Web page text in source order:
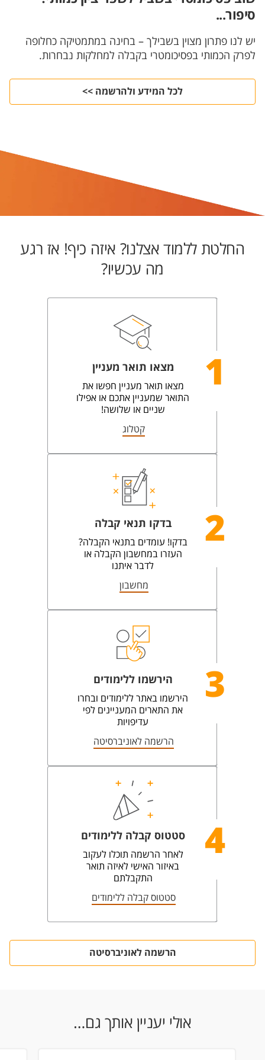
סיפור...
יש לנו פתרון מצוין בשבילך – בחינה במתמטיקה כחלופה
לפרק הכמותי בפסיכומטרי בקבלה למחלקות נבחרות.
לכל המידע ולהרשמה >>
החלטת ללמוד אצלנו? איזה כיף! אז רגע
מה עכשיו?
1 מצאו תואר מעניין
מצאו תואר מעניין חפשו את
התואר שמעניין אתכם או אפילו
שניים או שלושה!
קטלוג
2 בדקו תנאי קבלה
בדקו! עומדים בתנאי הקבלה?
העזרו במחשבון הקבלה או
לדבר איתנו
מחשבון
3 הירשמו ללימודים
הירשמו באתר ללימודים ובחרו
את התארים המעניינים לפי
עדיפויות
הרשמה לאוניברסיטה
4 סטטוס קבלה ללימודים
לאחר הרשמה תוכלו לעקוב
באיזור האישי לאיזה תואר
התקבלתם
סטטוס קבלה ללימודים
הרשמה לאוניברסיטה
אולי יעניין אותך גם…